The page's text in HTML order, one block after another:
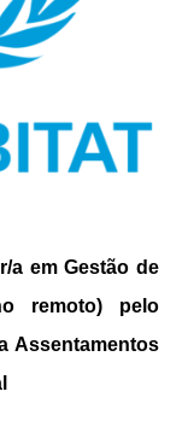
a em Gestão de
remoto) pelo
Assentamentos